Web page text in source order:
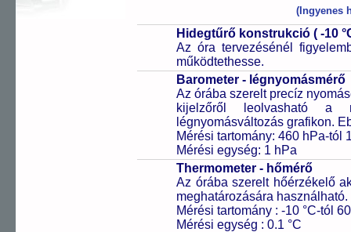
(Ingyenes
Hidegtűrő konstrukció ( -10
Az óra tervezésénél
működtethesse.
Barometer - légnyomásmérő
Az órába szerelt precíz
kijelzőről leolvasható a
légnyomásváltozás grafikon.
Mérési tartomány: 460 hPa-tól
Mérési egység: 1 hPa
Thermometer - hőmérő
Az órába szerelt hőérzékelő
meghatározására használható.
Mérési tartomány : -10 °C-tól
Mérési egység : 0.1 °C